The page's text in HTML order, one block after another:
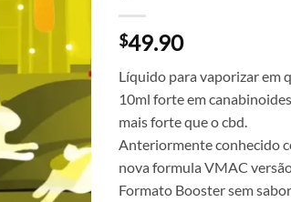
$49.90
Líquido para vaporizar em
10ml forte em
mais forte que o cbd.
Anteriormente conhecido
nova formula VMAC
Formato Booster sem